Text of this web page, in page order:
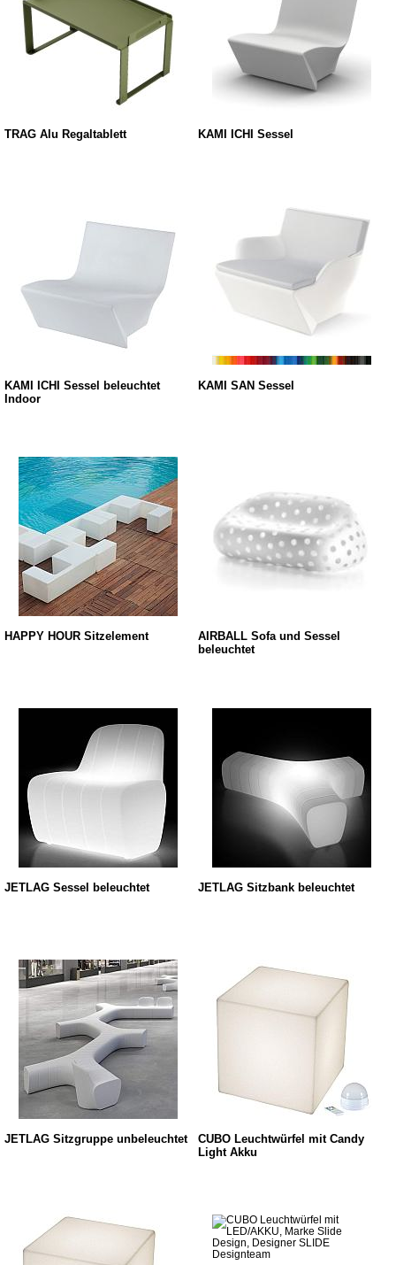
TRAG Alu Regaltablett KAMI ICHI Sessel
KAMI ICHI Sessel beleuchtet
Indoor
KAMI SAN Sessel
HAPPY HOUR Sitzelement
AIRBALL Sofa und Sessel
beleuchtet
JETLAG Sessel beleuchtet JETLAG Sitzbank beleuchtet
JETLAG Sitzgruppe unbeleuchtet
CUBO Leuchtwürfel mit Candy
Light Akku